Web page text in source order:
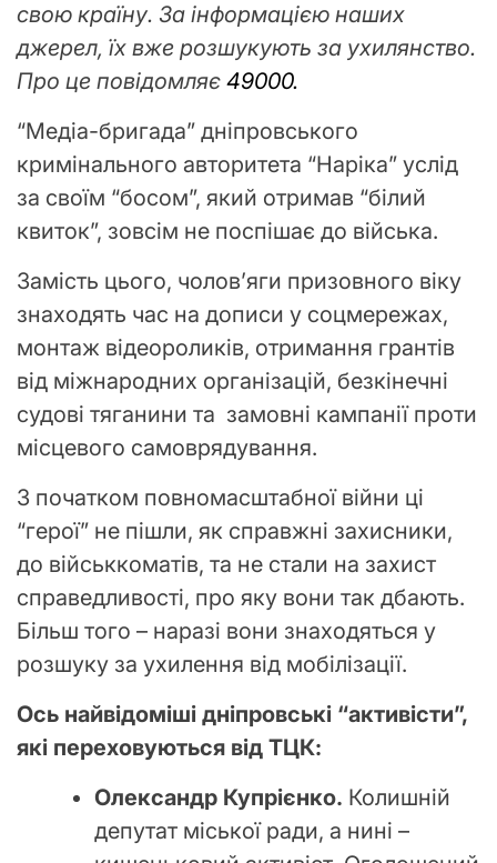
свою країну. За інформацією наших
джерел, їх вже розшукують за ухилянство.
Про це повідомляє 49000.
“Медіа-бригада” дніпровського
кримінального авторитета “Наріка” услід
за своїм “босом”, який отримав “білий
квиток”, зовсім не поспішає до війська.
Замість цього, чолов’яги призовного віку
знаходять час на дописи у соцмережах,
монтаж відеороликів, отримання грантів
від міжнародних організацій, безкінечні
судові тяганини та замовні кампанії проти
місцевого самоврядування.
З початком повномасштабної війни ці
“герої” не пішли, як справжні захисники,
до військкоматів, та не стали на захист
справедливості, про яку вони так дбають.
Більш того – наразі вони знаходяться у
розшуку за ухилення від мобілізації.
Ось найвідоміші дніпровські “активісти”,
які переховуються від ТЦК:
Олександр Купрієнко. Колишній
депутат міської ради, а нині –